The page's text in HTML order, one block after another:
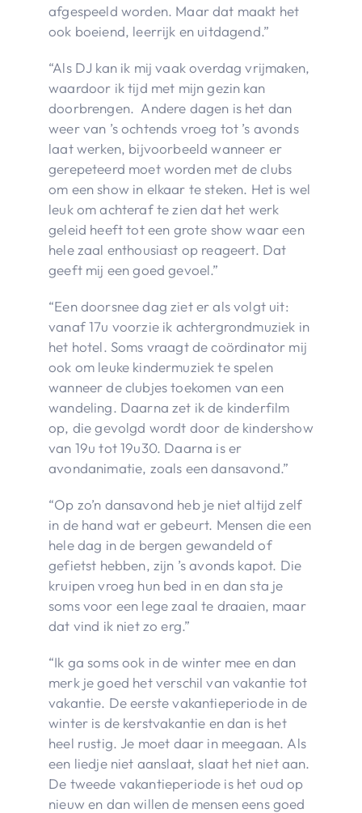
afgespeeld worden. Maar dat maakt het
ook boeiend, leerrijk en uitdagend.”
“Als DJ kan ik mij vaak overdag vrijmaken,
waardoor ik tijd met mijn gezin kan
doorbrengen. Andere dagen is het dan
weer van ’s ochtends vroeg tot ’s avonds
laat werken, bijvoorbeeld wanneer er
gerepeteerd moet worden met de clubs
om een show in elkaar te steken. Het is wel
leuk om achteraf te zien dat het werk
geleid heeft tot een grote show waar een
hele zaal enthousiast op reageert. Dat
geeft mij een goed gevoel.”
“Een doorsnee dag ziet er als volgt uit:
vanaf 17u voorzie ik achtergrondmuziek in
het hotel. Soms vraagt de coördinator mij
ook om leuke kindermuziek te spelen
wanneer de clubjes toekomen van een
wandeling. Daarna zet ik de kinderfilm
op, die gevolgd wordt door de kindershow
van 19u tot 19u30. Daarna is er
avondanimatie, zoals een dansavond.”
“Op zo’n dansavond heb je niet altijd zelf
in de hand wat er gebeurt. Mensen die een
hele dag in de bergen gewandeld of
gefietst hebben, zijn ’s avonds kapot. Die
kruipen vroeg hun bed in en dan sta je
soms voor een lege zaal te draaien, maar
dat vind ik niet zo erg.”
“Ik ga soms ook in de winter mee en dan
merk je goed het verschil van vakantie tot
vakantie. De eerste vakantieperiode in de
winter is de kerstvakantie en dan is het
heel rustig. Je moet daar in meegaan. Als
een liedje niet aanslaat, slaat het niet aan.
De tweede vakantieperiode is het oud op
nieuw en dan willen de mensen eens goed